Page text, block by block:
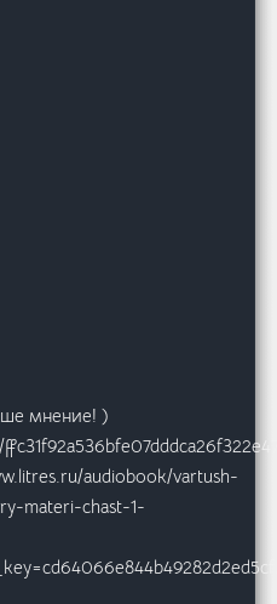
мнение! )
audiobook/vartush-
materi-chast-1-